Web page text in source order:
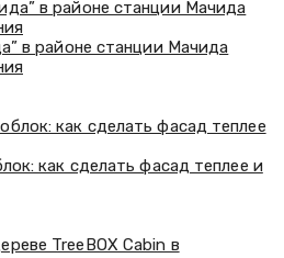
в районе станции Мачида
как сделать фасад теплее и